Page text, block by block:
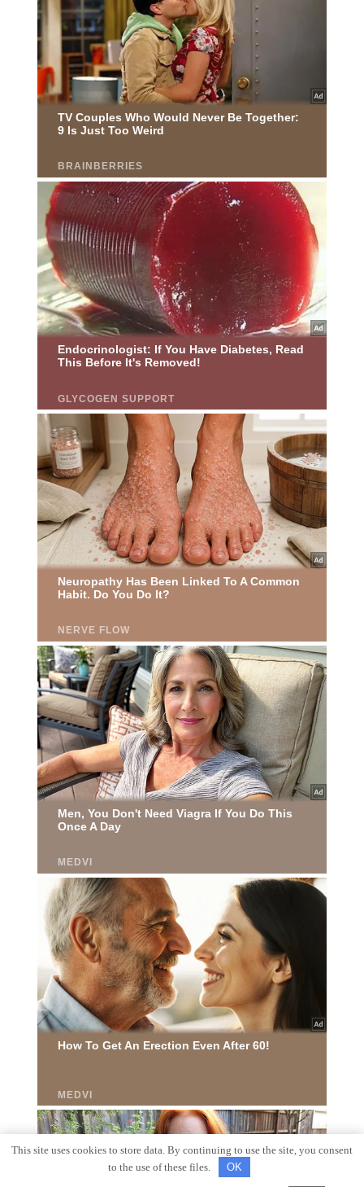
This site uses cookies to store data. By continuing to use the site, you consent
to the use of these files.
OK